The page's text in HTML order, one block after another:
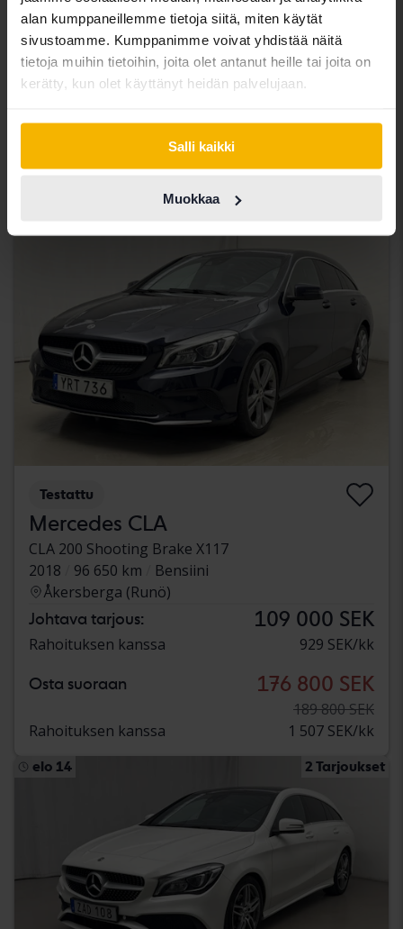
alan kumppaneillemme tietoja siitä, miten käytät
sivustoamme. Kumppanimme voivat yhdistää näitä
tietoja muihin tietoihin, joita olet antanut heille tai joita on
kerätty, kun olet käyttänyt heidän palvelujaan.
Salli kaikki
Muokkaa
Testattu
Mercedes CLA
CLA 250 Coupé C118
165 000 SEK
Rahoituksen kanssa
Testattu
Mercedes CLA
CLA 200 Shooting Brake X117
2018
96 650 km
Bensiini
Åkersberga (Runö)
Johtava tarjous: 109 000 SEK
Rahoituksen kanssa 929 SEK/kk
Osta suoraan 176 800 SEK
189 800 SEK
Rahoituksen kanssa
1 507 SEK/kk
elo 14 2 Tarjoukset